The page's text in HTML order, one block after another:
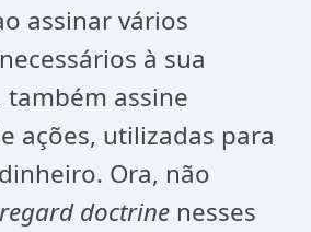
assinar vários
à sua
assine
ações, utilizadas para
Ora, não
doctrine nesses